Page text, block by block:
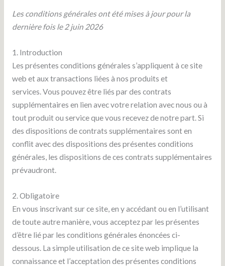
Les conditions générales ont été mises à jour pour la
dernière fois le 2 juin 2026
1. Introduction
Les présentes conditions générales s’appliquent à ce site
web et aux transactions liées à nos produits et
services. Vous pouvez être liés par des contrats
supplémentaires en lien avec votre relation avec nous ou à
tout produit ou service que vous recevez de notre part. Si
des dispositions de contrats supplémentaires sont en
conflit avec des dispositions des présentes conditions
générales, les dispositions de ces contrats supplémentaires
prévaudront.
2. Obligatoire
En vous inscrivant sur ce site, en y accédant ou en l’utilisant
de toute autre manière, vous acceptez par les présentes
d’être lié par les conditions générales énoncées ci-
dessous. La simple utilisation de ce site web implique la
connaissance et l’acceptation des présentes conditions